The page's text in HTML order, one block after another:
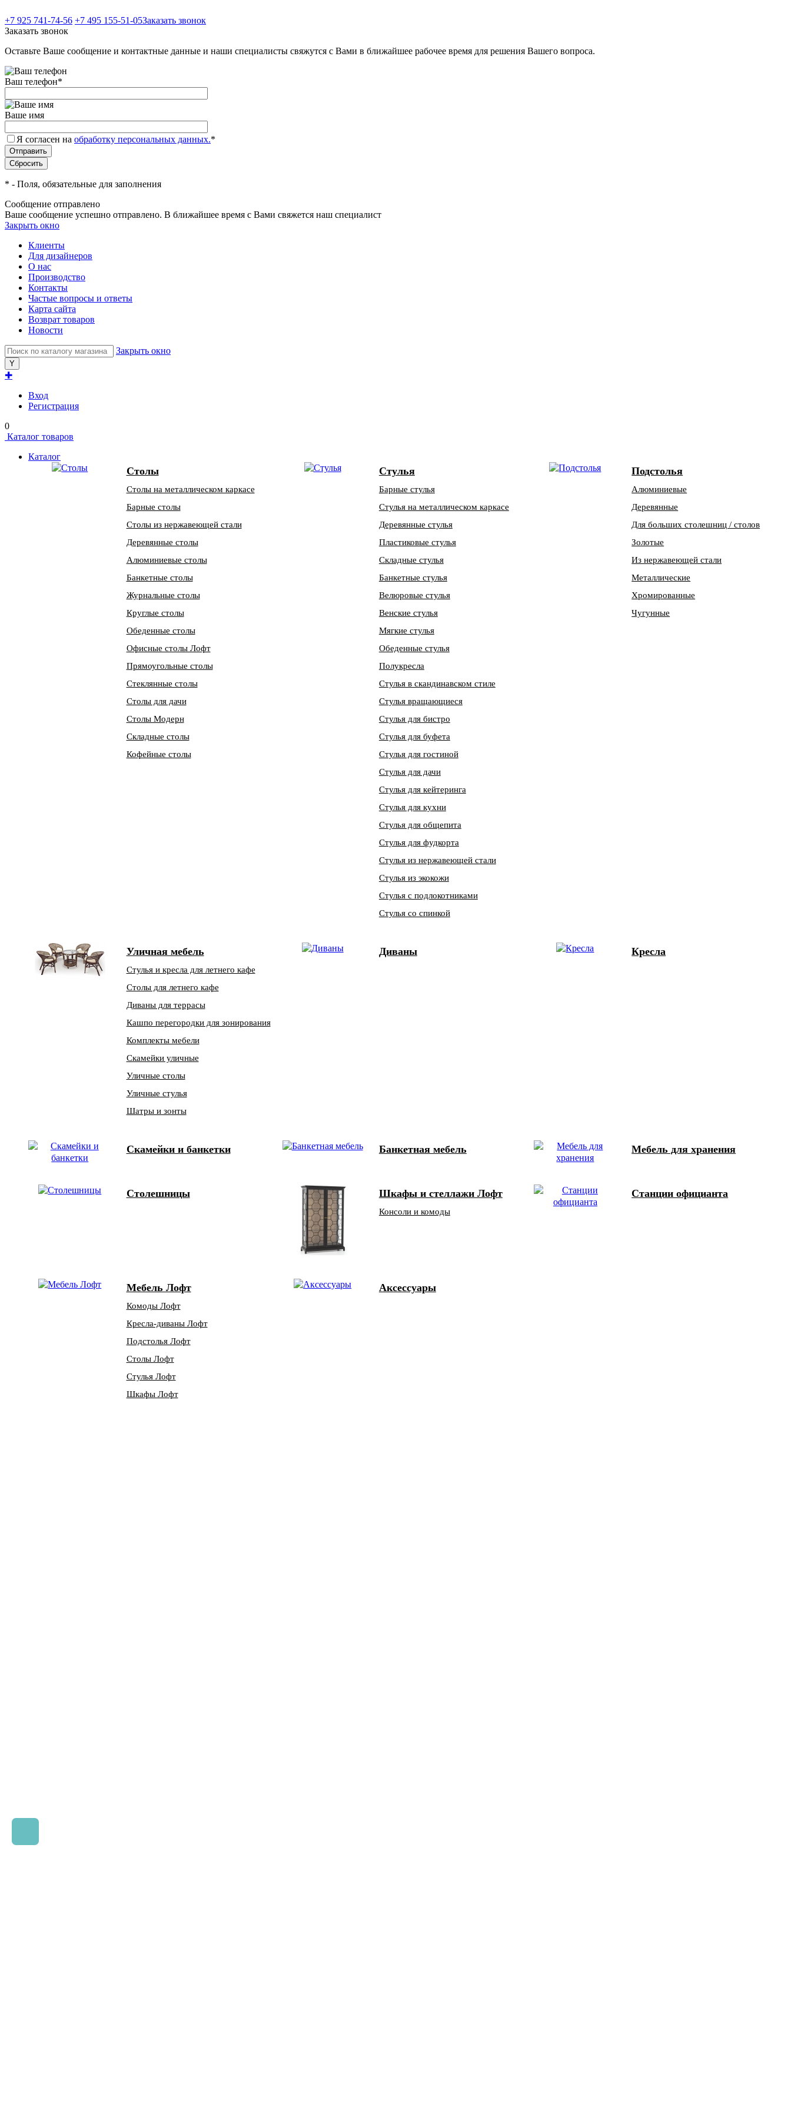
+7 925 741-74-56 +7 495 155-51-05Заказать звонок
Заказать звонок
Оставьте Ваше сообщение и контактные данные и наши специалисты свяжутся с Вами в ближайшее рабочее время для решения Вашего вопроса.
Ваш телефон*
Ваше имя
Я согласен на обработку персональных данных.*
* - Поля, обязательные для заполнения
Сообщение отправлено
Ваше сообщение успешно отправлено. В ближайшее время с Вами свяжется наш специалист
Закрыть окно
Клиенты
Для дизайнеров
О нас
Производство
Контакты
Частые вопросы и ответы
Карта сайта
Возврат товаров
Новости
Закрыть окно
✚
Вход
Регистрация
0
Каталог товаров
Каталог
Столы
Столы на металлическом каркасе
Барные столы
Столы из нержавеющей стали
Деревянные столы
Алюминиевые столы
Банкетные столы
Журнальные столы
Круглые столы
Обеденные столы
Офисные столы Лофт
Прямоугольные столы
Стеклянные столы
Столы для дачи
Столы Модерн
Складные столы
Кофейные столы
Стулья
Барные стулья
Стулья на металлическом каркасе
Деревянные стулья
Пластиковые стулья
Складные стулья
Банкетные стулья
Велюровые стулья
Венские стулья
Мягкие стулья
Обеденные стулья
Полукресла
Стулья в скандинавском стиле
Стулья вращающиеся
Стулья для бистро
Стулья для буфета
Стулья для гостиной
Стулья для дачи
Стулья для кейтеринга
Стулья для кухни
Стулья для общепита
Стулья для фудкорта
Стулья из нержавеющей стали
Стулья из экокожи
Стулья с подлокотниками
Стулья со спинкой
Подстолья
Алюминиевые
Деревянные
Для больших столешниц / столов
Золотые
Из нержавеющей стали
Металлические
Хромированные
Чугунные
Уличная мебель
Стулья и кресла для летнего кафе
Столы для летнего кафе
Диваны для террасы
Кашпо перегородки для зонирования
Комплекты мебели
Скамейки уличные
Уличные столы
Уличные стулья
Шатры и зонты
Диваны Кресла
Скамейки и банкетки Банкетная мебель Мебель для хранения
Столешницы Шкафы и стеллажи Лофт
Консоли и комоды
Станции официанта
Мебель Лофт
Комоды Лофт
Кресла-диваны Лофт
Подстолья Лофт
Столы Лофт
Стулья Лофт
Шкафы Лофт
Аксессуары